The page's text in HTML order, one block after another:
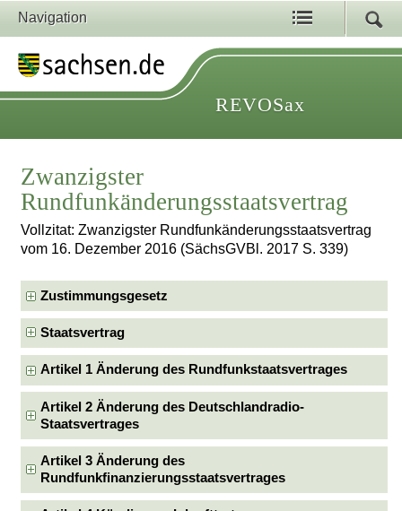
Navigation
REVOSax
Zwanzigster
Rundfunkänderungsstaatsvertrag
Vollzitat: Zwanzigster Rundfunkänderungsstaatsvertrag
vom 16. Dezember 2016 (SächsGVBl. 2017 S. 339)
Zustimmungsgesetz
Staatsvertrag
Artikel 1 Änderung des Rundfunkstaatsvertrages
Artikel 2 Änderung des Deutschlandradio-
Staatsvertrages
Artikel 3 Änderung des
Rundfunkfinanzierungsstaatsvertrages